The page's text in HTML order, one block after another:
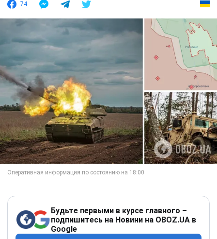
74
Будьте первыми в курсе главного –
подпишитесь на Новини на OBOZ.UA в
Google